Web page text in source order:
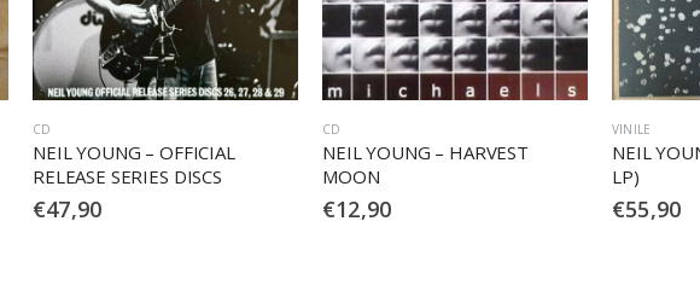
CD
NEIL YOUNG – OFFICIAL
RELEASE SERIES DISCS
€47,90
CD
NEIL YOUNG – HARVEST
MOON
€12,90
VINILE
NEIL
LP)
€55,90